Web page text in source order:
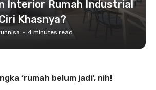
Interior Rumah Industrial
Khasnya?
· 4 minutes read
‘rumah belum jadi’, nih!